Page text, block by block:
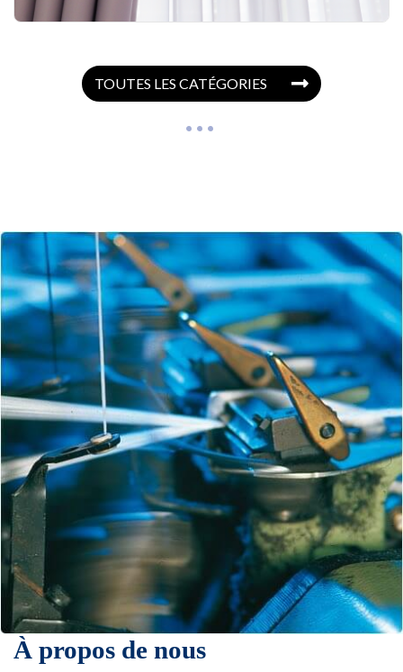
TOUTES LES CATÉGORIES
À propos de nous